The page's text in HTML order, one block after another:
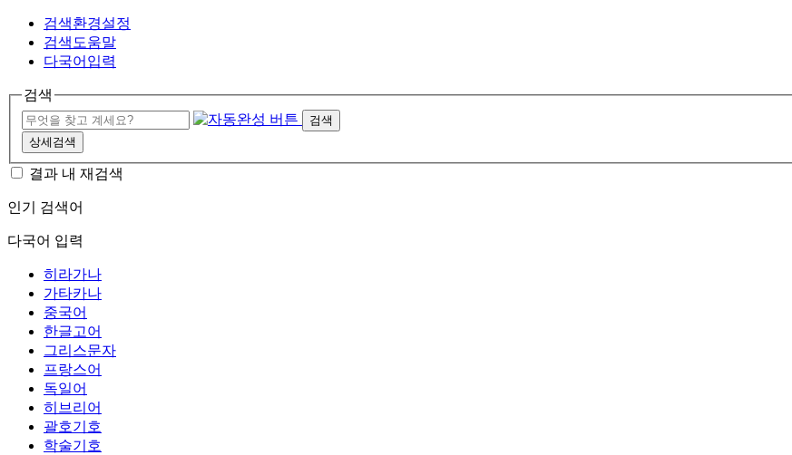
검색환경설정
검색도움말
다국어입력
검색
검색
상세검색
결과 내 재검색
인기 검색어
다국어 입력
히라가나
가타카나
중국어
한글고어
그리스문자
프랑스어
독일어
히브리어
괄호기호
학술기호